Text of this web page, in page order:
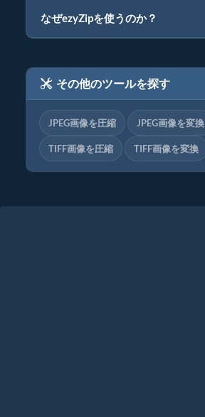
なぜezyZipを使うのか？
その他のツールを探す
JPEG画像を圧縮 JPEG画像を変換
TIFF画像を圧縮 TIFF画像を変換